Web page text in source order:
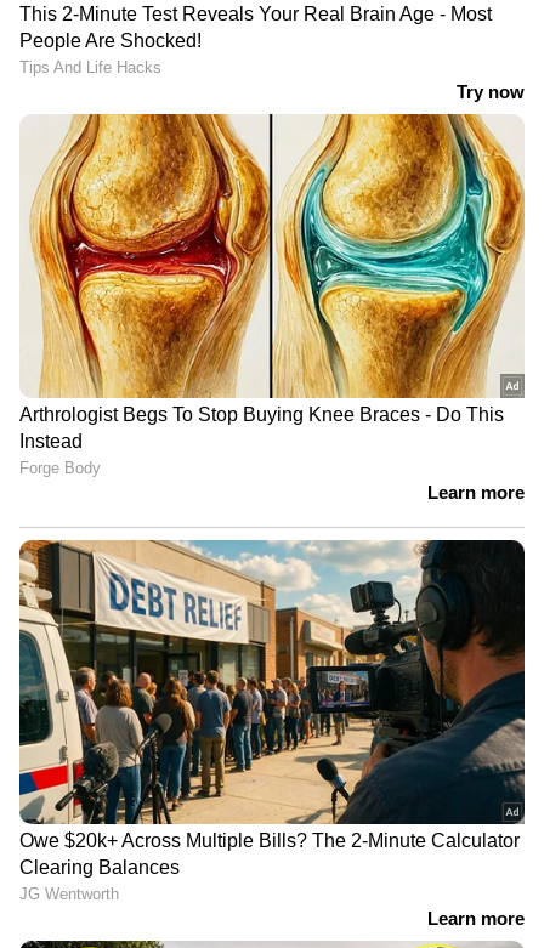
ഓഫീസില്‍ കൊണ്ടു കൊടുത്താല്‍ 2000 രൂപ
വിലയുള്ള ഷോക്കടിക്കാത്ത ഇന്‍സുലേറ്റഡ്
ഭാഗമെന്നാണ് കെഎസ്ഇബി വിശദീകരണം.
എന്നാല്‍ എങ്ങനെയാണ് ഈ 250 പേരെ
തെരെഞ്ഞെടുക്കുന്നത് എന്ന കാര്യം ഉത്തരവില്‍
പറയുന്നുമില്ല.
മാത്രമല്ല ആദ്യഘട്ടത്തില്‍ എന്നാണ്
അറിയുന്നത്. അങ്ങനെയെങ്കില്‍ ഇത്
സംസ്ഥാന വ്യാപകമായി നടപ്പിലാക്കിയേക്കും.
അപ്പോള്‍ ഇരുമ്പ് കമ്പി മാറ്റി
കേബിളുകളാക്കുക എന്ന ഉത്തരവ്
നടപ്പിലാക്കില്ല എന്നാണോ..? ഇതിന് വേണ്ടി
ലക്ഷങ്ങള്‍ ചെലവഴിച്ച് പരസ്യം നല്‍കുമെന്നും
ഈ ഉത്തരവില്‍ തന്നെ ഉണ്ട്. കടുത്ത
സാമ്പത്തിക പ്രതിസന്ധിക്കിടെയാണ്
കെഎസ്ഇബി ലക്ഷങ്ങള്‍ ചെലവഴിക്കുന്നത്
എന്നോര്‍ക്കണം. ഇതെല്ലാം അവസാനം നാളെ
കെഎസ്ഇബി ചാര്‍ജായി നാട്ടുകാരുടെ
ചുമലിലേക്ക് തന്നെയാണ് വരിക. മുണ്ട് മുറുക്കി
ഉടുത്ത് ചെലവ് കുറക്കാനുള്ള ഉത്തരവ്
കെഎസ്ഇബി ഇറക്കി അധികം ദിവസമായില്ല.
അതിനിടയിലാണ് ലക്ഷങ്ങള്‍ ചെലവഴിക്കാനുള്ള
ഈ വിചിത്ര ഉത്തരവ്.